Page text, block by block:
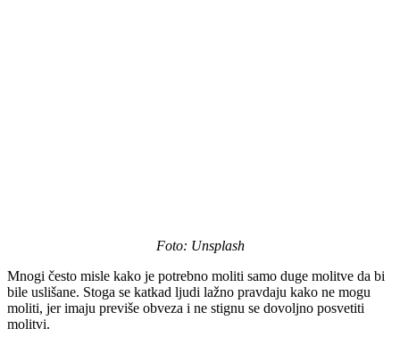
Foto: Unsplash
Mnogi često misle kako je potrebno moliti samo duge molitve da bi
bile uslišane. Stoga se katkad ljudi lažno pravdaju kako ne mogu
moliti, jer imaju previše obveza i ne stignu se dovoljno posvetiti
molitvi.